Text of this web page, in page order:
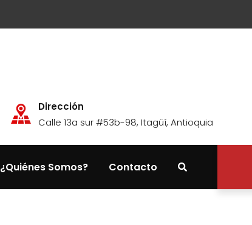
Dirección
Calle 13a sur #53b-98, Itagüí, Antioquia
¿Quiénes Somos? Contacto